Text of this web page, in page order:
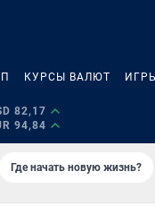
КУРСЫ ВАЛЮТ
82,17
94,84
Где начать новую жизнь?